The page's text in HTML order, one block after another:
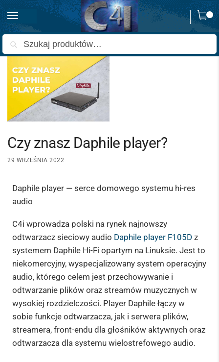
0
Strona główna Aktualności /
Czy znasz Daphile player?
29 WRZEŚNIA 2022
Daphile player — serce domowego systemu hi-res
audio
C4i wprowadza polski na rynek najnowszy
odtwarzacz sieciowy audio Daphile player F105D z
systemem Daphile Hi-Fi opartym na Linuksie. Jest to
niekomercyjny, wyspecjalizowany system operacyjny
audio, którego celem jest przechowywanie i
odtwarzanie plików oraz streamów muzycznych w
wysokiej rozdzielczości. Player Daphile łączy w
sobie funkcje odtwarzacza, jak i serwera plików,
streamera, front-endu dla głośników aktywnych oraz
odtwarzacza dla systemu wielostrefowego audio.